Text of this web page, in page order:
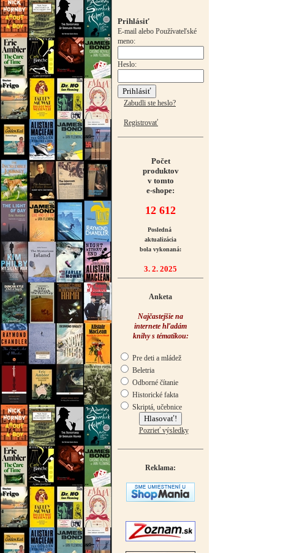
Prihlásiť
E-mail alebo Používateľské
meno:
Heslo:
Zabudli ste heslo?
Registrovať
Počet
produktov
v tomto
e-shope:
12 612
Posledná
aktualizácia
bola vykonaná:
3. 2. 2025
Anketa
Najčastejšie na
internete hľadám
knihy s tématikou:
Pre deti a mládež
Beletria
Odborné čítanie
Historické fakta
Skriptá, učebnice
Pozrieť výsledky
Reklama: